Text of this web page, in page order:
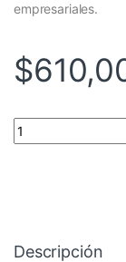
empresariales.
$
IMPRESORA
Descripción